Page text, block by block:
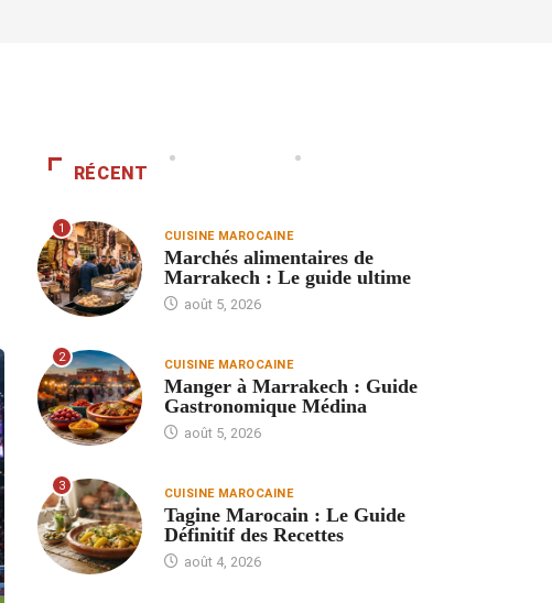
RÉCENT
1 CUISINE MAROCAINE
Marchés alimentaires de
Marrakech : Le guide ultime
août 5, 2026
2 CUISINE MAROCAINE
Manger à Marrakech : Guide
Gastronomique Médina
août 5, 2026
3 CUISINE MAROCAINE
Tagine Marocain : Le Guide
Définitif des Recettes
août 4, 2026